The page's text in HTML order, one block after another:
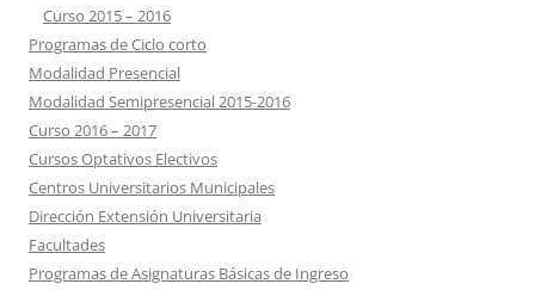
Curso 2015 – 2016
Programas de Ciclo corto
Modalidad Presencial
Modalidad Semipresencial 2015-2016
Curso 2016 – 2017
Cursos Optativos Electivos
Centros Universitarios Municipales
Dirección Extensión Universitaria
Facultades
Programas de Asignaturas Básicas de Ingreso